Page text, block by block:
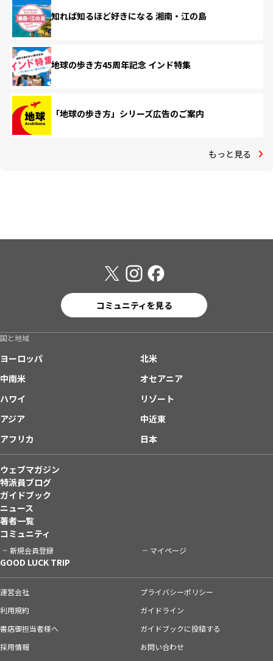
知れば知るほど好きになる 湘南・江の島
地球の歩き方45周年記念 インド特集
「地球の歩き方」シリーズ広告のご案内
もっと見る
コミュニティを見る
国と地域
ヨーロッパ
北米
中南米
オセアニア
ハワイ
リゾート
アジア
中近東
アフリカ
日本
ウェブマガジン
特派員ブログ
ガイドブック
ニュース
著者一覧
コミュニティ
新規会員登録 マイページ
GOOD LUCK TRIP
運営会社
プライバシーポリシー
利用規約
ガイドライン
書店御担当者様へ
ガイドブックに投稿する
採用情報
お問い合わせ